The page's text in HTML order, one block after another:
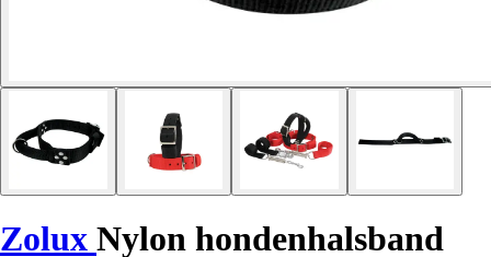
Zolux Nylon hondenhalsband